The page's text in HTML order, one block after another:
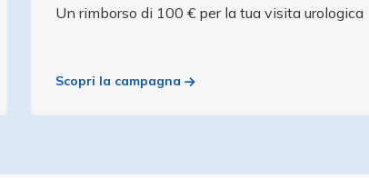
Un rimborso di 100 € per la tua visita urologica
Scopri la campagna